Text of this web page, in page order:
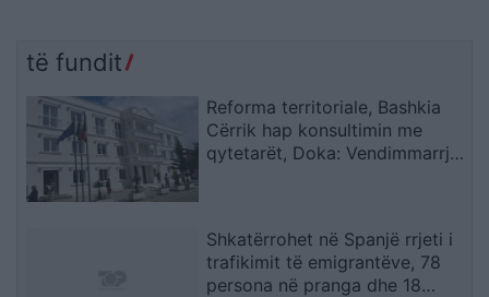
të fundit
Reforma territoriale, Bashkia
Cërrik hap konsultimin me
qytetarët, Doka: Vendimmarrja
Shkatërrohet në Spanjë rrjeti i
trafikimit të emigrantëve, 78
persona në pranga dhe 18